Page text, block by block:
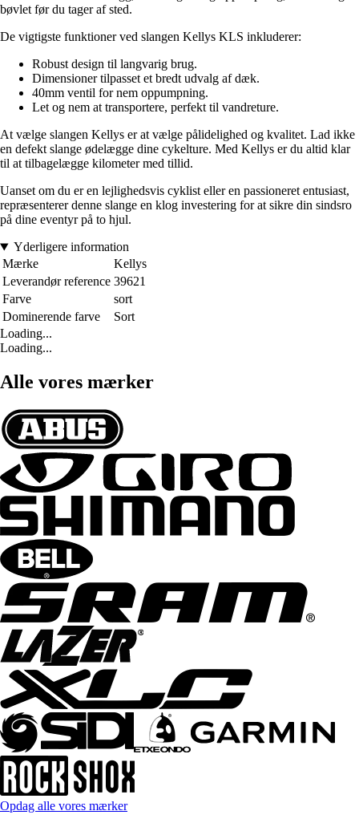
bøvlet før du tager af sted.
De vigtigste funktioner ved slangen Kellys KLS inkluderer:
Robust design til langvarig brug.
Dimensioner tilpasset et bredt udvalg af dæk.
40mm ventil for nem oppumpning.
Let og nem at transportere, perfekt til vandreture.
At vælge slangen Kellys er at vælge pålidelighed og kvalitet. Lad ikke
en defekt slange ødelægge dine cykelture. Med Kellys er du altid klar
til at tilbagelægge kilometer med tillid.
Uanset om du er en lejlighedsvis cyklist eller en passioneret entusiast,
repræsenterer denne slange en klog investering for at sikre din sindsro
på dine eventyr på to hjul.
Yderligere information
Mærke
Kellys
Leverandør reference 39621
Farve
sort
Dominerende farve
Sort
Loading...
Loading...
Alle vores mærker
Opdag alle vores mærker